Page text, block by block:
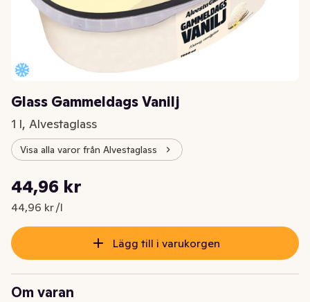
Glass Gammeldags Vanilj
1 l, Alvestaglass
Visa alla varor från Alvestaglass
Nuvarande pris är: 44,96 kr
44,96 kr
44,96 kr /l
Styckpris: 44,96 kr /l
Lägg till i varukorgen
Om varan